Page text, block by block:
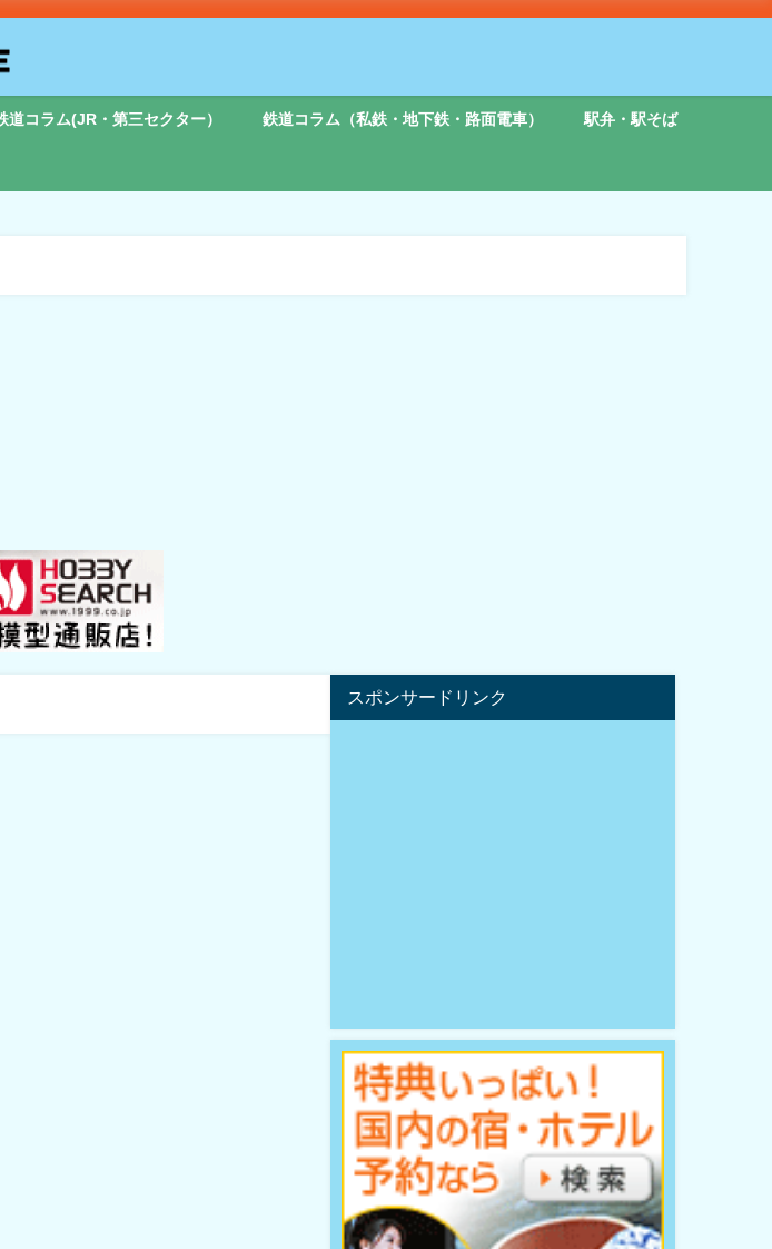
道コラム(JR・第三セクター） 鉄道コラム（私鉄・地下鉄・路面電車） 駅弁・駅そば
スポンサードリンク